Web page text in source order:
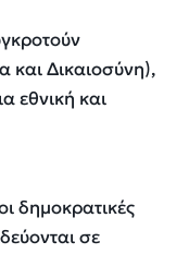
και Δικαιοσύνη),
εθνική και
δημοκρατικές
σε